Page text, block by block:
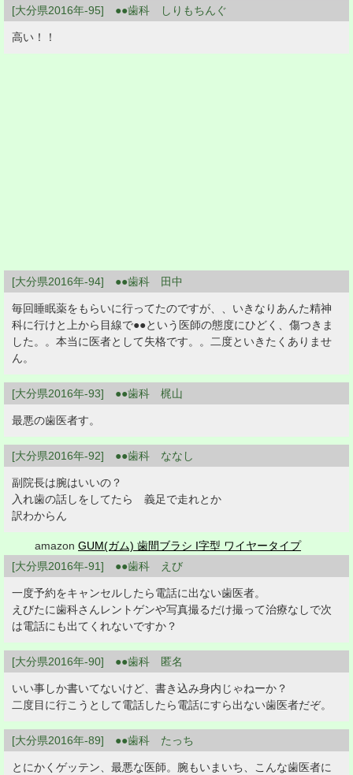
[大分県2016年-95] ●●歯科 しりもちんぐ
高い！！
[大分県2016年-94] ●●歯科 田中
毎回睡眠薬をもらいに行ってたのですが、、いきなりあんた精神
科に行けと上から目線で●●という医師の態度にひどく、傷つきま
した。。本当に医者として失格です。。二度といきたくありませ
ん。
[大分県2016年-93] ●●歯科 梶山
最悪の歯医者す。
[大分県2016年-92] ●●歯科 ななし
副院長は腕はいいの？
入れ歯の話しをしてたら 義足で走れとか
訳わからん
amazonGUM(ガム) 歯間ブラシ I字型 ワイヤータイプ
[大分県2016年-91] ●●歯科 えび
一度予約をキャンセルしたら電話に出ない歯医者。
えびたに歯科さんレントゲンや写真撮るだけ撮って治療なしで次
は電話にも出てくれないですか？
[大分県2016年-90] ●●歯科 匿名
いい事しか書いてないけど、書き込み身内じゃねーか？
二度目に行こうとして電話したら電話にすら出ない歯医者だぞ。
[大分県2016年-89] ●●歯科 たっち
とにかくゲッテン、最悪な医師。腕もいまいち、こんな歯医者に